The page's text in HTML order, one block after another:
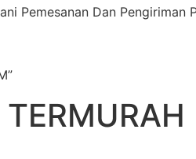
Pemesanan Dan Pengiriman